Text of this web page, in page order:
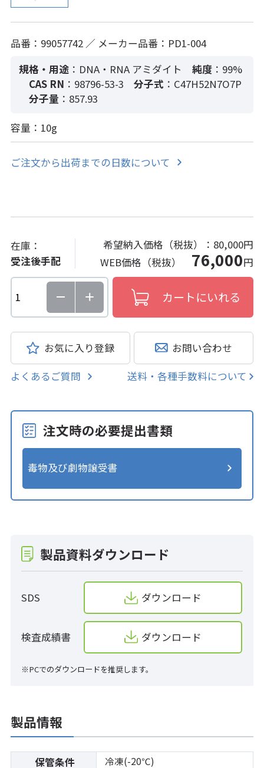
品番：99057742 ／ メーカー品番：PD1-004
規格・用途 ：DNA・RNA アミダイト 純度：99%
CAS RN ：98796-53-3 分子式 ：C47H52N7O7P
分子量 ：857.93
容量：10g
ご注文から出荷までの日数について
在庫：
受注後手配
希望納入価格（税抜）： 80,000円
WEB価格（税抜） 76,000円
お気に入り登録 お問い合わせ
よくあるご質問 送料・各種手数料について
注文時の必要提出書類
毒物及び劇物譲受書
製品資料ダウンロード
SDS ダウンロード
検査成績書 ダウンロード
※PCでのダウンロードを推奨します。
製品情報
保管条件 冷凍(-20℃)